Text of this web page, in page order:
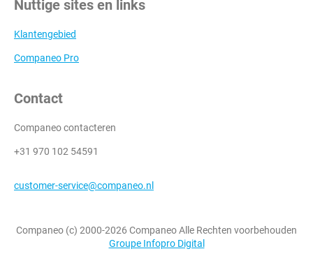
Nuttige sites en links
Klantengebied
Companeo Pro
Contact
Companeo contacteren
+31 970 102 54591
customer-service@companeo.nl
Companeo (c) 2000-2026 Companeo Alle Rechten voorbehouden
Groupe Infopro Digital